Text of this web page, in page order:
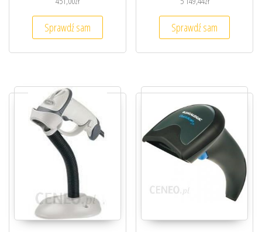
Sprawdź sam Sprawdź sam